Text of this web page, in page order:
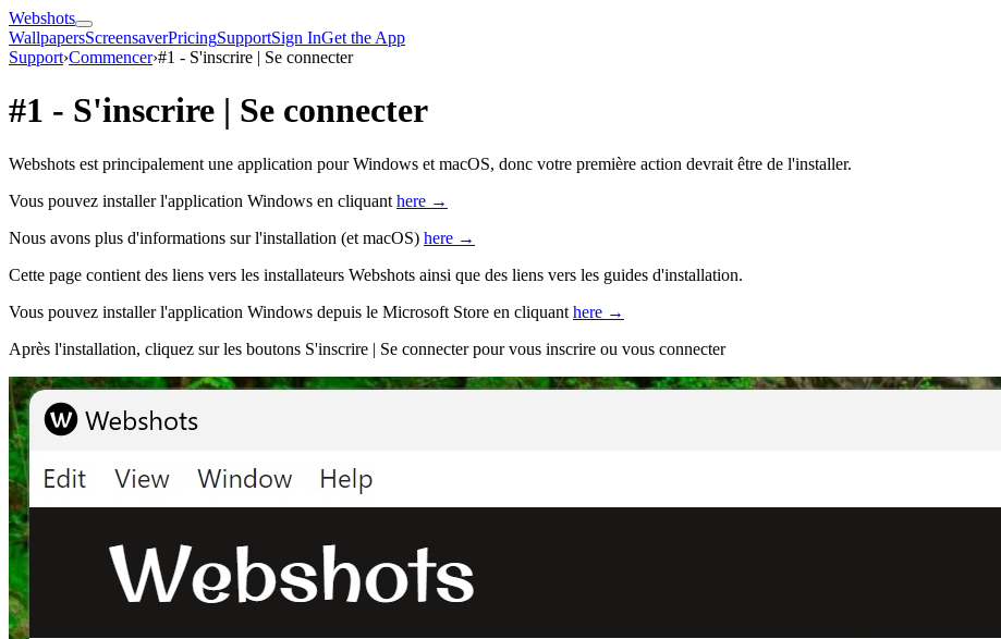
Webshots
WallpapersScreensaverPricingSupportSign InGet the App
Support›Commencer›#1 - S'inscrire | Se connecter
#1 - S'inscrire | Se connecter
Webshots est principalement une application pour Windows et macOS, donc votre première action devrait être de l'installer.
Vous pouvez installer l'application Windows en cliquant here →
Nous avons plus d'informations sur l'installation (et macOS) here →
Cette page contient des liens vers les installateurs Webshots ainsi que des liens vers les guides d'installation.
Vous pouvez installer l'application Windows depuis le Microsoft Store en cliquant here →
Après l'installation, cliquez sur les boutons S'inscrire | Se connecter pour vous inscrire ou vous connecter